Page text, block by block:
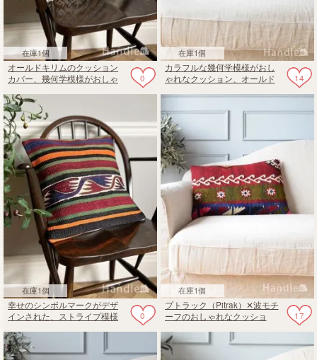
在庫1個
0
オールドキリムのクッション
カバー、幾何学模様がおしゃ
在庫1個
14
カラフルな幾何学模様がおし
ゃれなクッション、オールド
60✕40
在庫1個
0
幸せのシンボルマークがデザ
インされた、ストライプ模様
ンカバー
在庫1個
17
プトラック（Pitrak）✕波モチ
ーフのおしゃれなクッショ
ョンカバー60✕40